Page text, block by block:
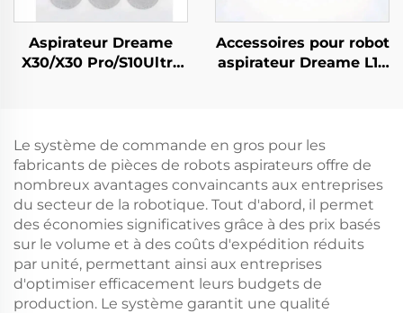
Aspirateur Dreame
X30/X30 Pro/S10Ultra
filtre, tissu, brosse à
rouleaux
Accessoires pour robot
aspirateur Dreame L10
écran de filtre et sac à
poussière
Le système de commande en gros pour les
fabricants de pièces de robots aspirateurs offre de
nombreux avantages convaincants aux entreprises
du secteur de la robotique. Tout d'abord, il permet
des économies significatives grâce à des prix basés
sur le volume et à des coûts d'expédition réduits
par unité, permettant ainsi aux entreprises
d'optimiser efficacement leurs budgets de
production. Le système garantit une qualité